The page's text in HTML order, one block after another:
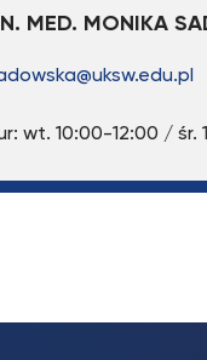
N. MED. MONIKA
wt. 10:00-12:00 / śr.